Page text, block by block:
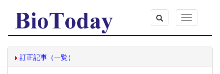
Toggle
navigation
訂正記事（一覧）